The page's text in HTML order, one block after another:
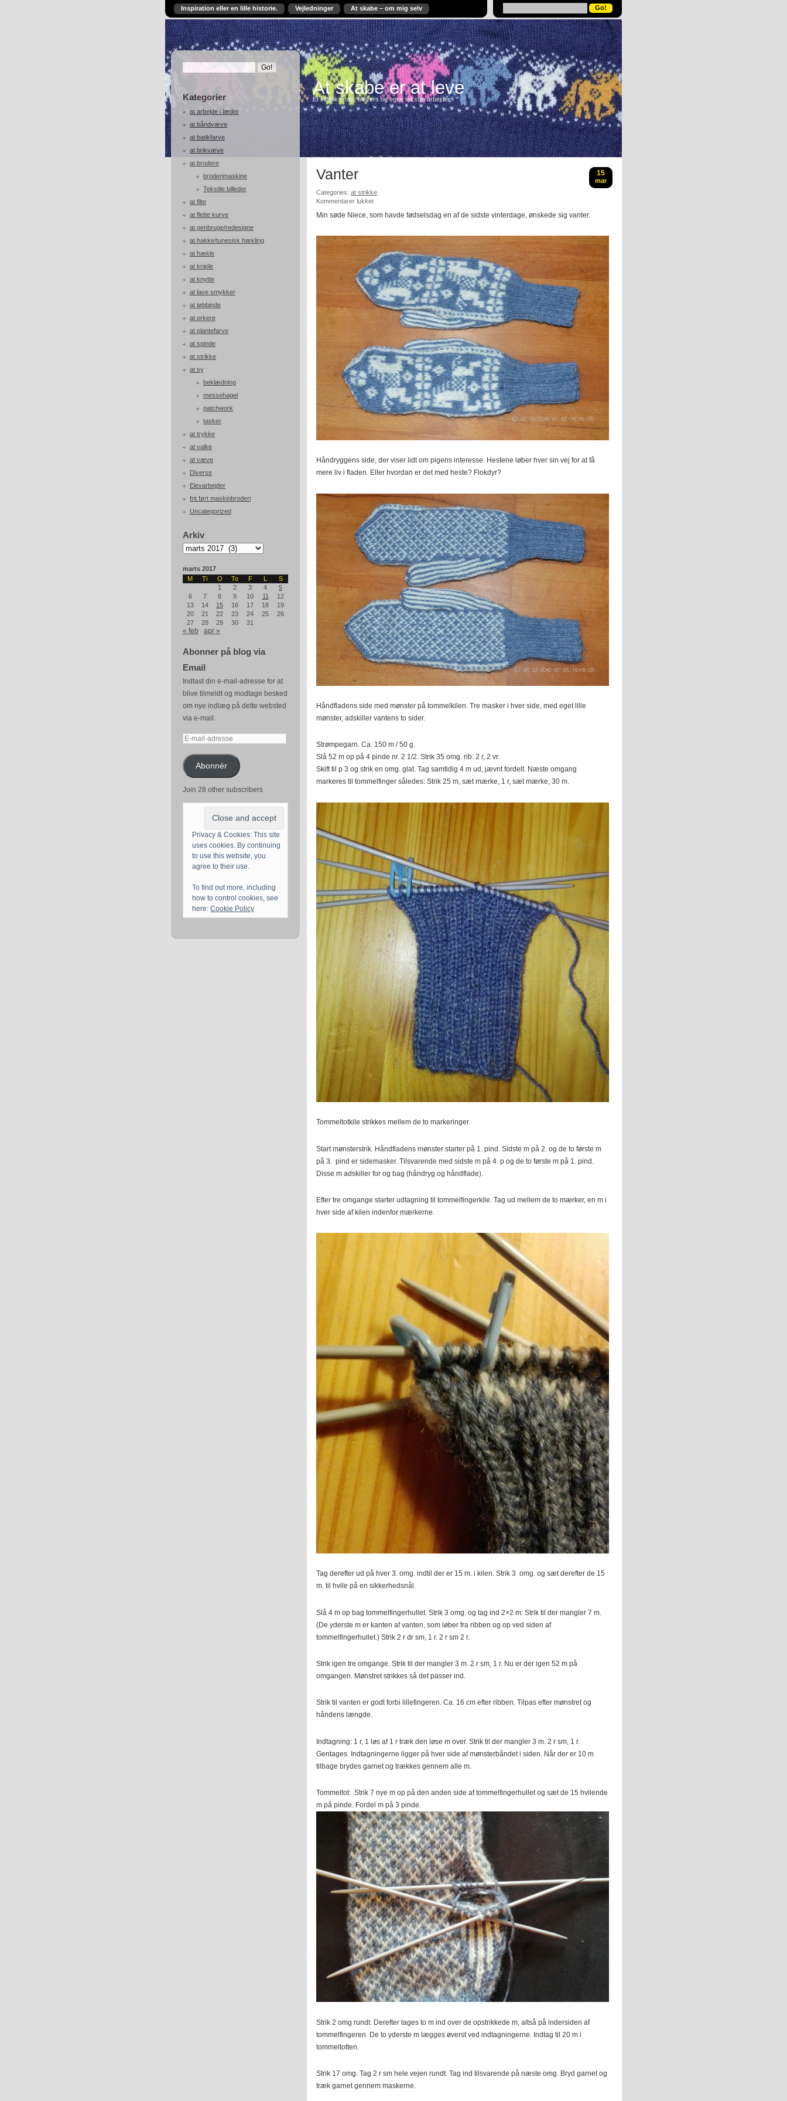
Inspiration eller en lille historie. Vejledninger At skabe – om mig selv
Kategorier
at arbejde i læder
at båndvæve
at batikfarve
at brikvæve
at brodere
broderimaskine
Tekstile billeder
at filte
at flette kurve
at genbruge/redesigne
at hakke/tunesisk hækling
at hækle
at kniple
at knytte
at lave smykker
at løbbinde
at orkere
at plantefarve
at spinde
at strikke
at sy
beklædning
messehagel
patchwork
tasker
at trykke
at valke
at væve
Diverse
Elevarbejder
frit ført maskinbroderi
Uncategorized
Arkiv
Arkiv
marts 2017
M
Ti O To F L
S
1
2 3 4
5
6
7 8 9 10 11
12
13
14 15 16 17 18
19
20
21 22 23 24 25
26
27
28 29 30 31
« feb apr »
Abonner på blog via
Email
Indtast din e-mail-adresse for at
blive tilmeldt og modtage besked
om nye indlæg på dette websted
via e-mail.
E-
adresseAbonnér
Join 28 other subscribers
Privacy & Cookies: This site
uses cookies. By continuing
to use this website, you
agree to their use.
To find out more, including
how to control cookies, see
here: Cookie Policy
At skabe er at leve
Et indblik i mine elevers og egne tekstile arbejder.
Vanter 15
mar
Categories: at strikke
Kommentarer lukkettil
Min søde Niece, som havde fødselsdag en af de sidste vinterdage, ønskede sig vanter.
Håndryggens side, der viser lidt om pigens interesse. Hestene løber hver sin vej for at få
mere liv i fladen. Eller hvordan er det med heste? Flokdyr?
Håndfladens side med mønster på tommelkilen. Tre masker i hver side, med eget lille
mønster, adskiller vantens to sider.
Strømpegarn. Ca. 150 m / 50 g.
Slå 52 m op på 4 pinde nr. 2 1/2. Strik 35 omg. rib: 2 r, 2 vr.
Skift til p 3 og strik en omg. glat. Tag samtidig 4 m ud, jævnt fordelt. Næste omgang
markeres til tommelfinger således: Strik 25 m, sæt mærke, 1 r, sæt mærke, 30 m.
Tommeltotkile strikkes mellem de to markeringer.
Start mønsterstrik. Håndfladens mønster starter på 1. pind. Sidste m på 2. og de to første m
på 3. pind er sidemasker. Tilsvarende med sidste m på 4. p og de to første m på 1. pind.
Disse m adskiller for og bag (håndryg og håndflade).
Efter tre omgange starter udtagning til tommelfingerkile. Tag ud mellem de to mærker, en m i
hver side af kilen indenfor mærkerne.
Tag derefter ud på hver 3. omg. indtil der er 15 m. i kilen. Strik 3 omg. og sæt derefter de 15
m. til hvile på en sikkerhedsnål.
Slå 4 m op bag tommelfingerhullet. Strik 3 omg. og tag ind 2×2 m: Strik til der mangler 7 m.
(De yderste m er kanten af vanten, som løber fra ribben og op ved siden af
tommelfingerhullet.) Strik 2 r dr sm, 1 r. 2 r sm 2 r.
Strik igen tre omgange. Strik til der mangler 3 m. 2 r sm, 1 r. Nu er der igen 52 m på
omgangen. Mønstret strikkes så det passer ind.
Strik til vanten er godt forbi lillefingeren. Ca. 16 cm efter ribben. Tilpas efter mønstret og
håndens længde.
Indtagning: 1 r, 1 løs af 1 r træk den løse m over. Strik til der mangler 3 m. 2 r sm, 1 r.
Gentages. Indtagningerne ligger på hver side af mønsterbåndet i siden. Når der er 10 m
tilbage brydes garnet og trækkes gennem alle m.
Tommeltot: .Strik 7 nye m op på den anden side af tommelfingerhullet og sæt de 15 hvilende
m på pinde. Fordel m på 3 pinde.
Strik 2 omg rundt. Derefter tages to m ind over de opstrikkede m, altså på indersiden af
tommelfingeren. De to yderste m lægges øverst ved indtagningerne. Indtag til 20 m i
tommeltotten.
Strik 17 omg. Tag 2 r sm hele vejen rundt. Tag ind tilsvarende på næste omg. Bryd garnet og
træk garnet gennem maskerne.